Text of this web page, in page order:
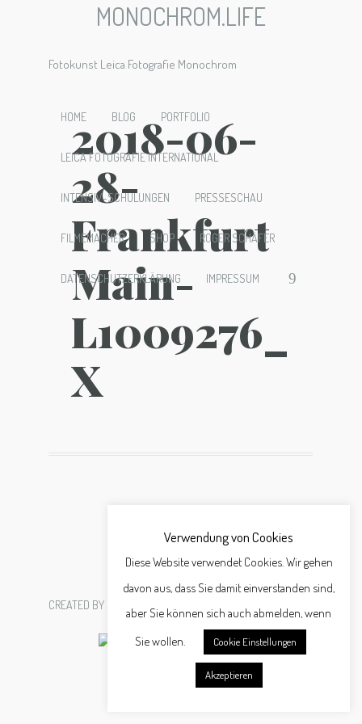
MONOCHROM.LIFE
Fotokunst Leica Fotografie Monochrom
HOME BLOG PORTFOLIO
LEICA FOTOGRAFIE INTERNATIONAL
INTENSIV-SCHULUNGEN PRESSESCHAU
FILMEMACHER SHOP ROGER SCHÄFER
DATENSCHUTZERKLÄRUNG IMPRESSUM
2018-06-
28-
Frankfurt
Main-
L1009276_
X
CREATED BY
Verwendung von Cookies
Diese Website verwendet Cookies. Wir gehen
davon aus, dass Sie damit einverstanden sind,
aber Sie können sich auch abmelden, wenn
Sie wollen.
Cookie Einstellungen
Akzeptieren